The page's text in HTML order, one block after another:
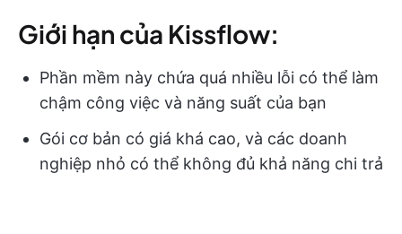
Giới hạn của Kissflow:
Phần mềm này chứa quá nhiều lỗi có thể làm
chậm công việc và năng suất của bạn
Gói cơ bản có giá khá cao, và các doanh
nghiệp nhỏ có thể không đủ khả năng chi trả